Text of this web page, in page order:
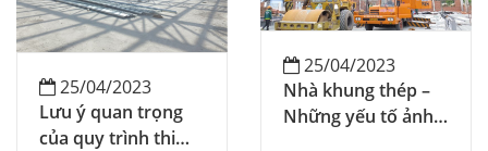
25/04/2023
Lưu ý quan trọng
của quy trình thi
25/04/2023
Nhà khung thép –
Những yếu tố ảnh